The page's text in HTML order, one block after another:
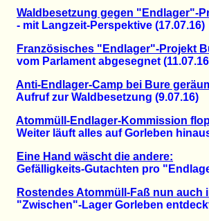
Waldbesetzung gegen "Endlager"-
- mit Langzeit-Perspektive (17.07.16)
Französisches "Endlager"-Projekt
vom Parlament abgesegnet
Anti-Endlager-Camp bei Bure
Aufruf zur Waldbesetzung (9.07.16)
Atommüll-Endlager-Kommission
Weiter läuft alles auf Gorleben
Eine Hand wäscht die andere:
Gefälligkeits-Gutachten pro
Rostendes Atommüll-Faß nun auch
"Zwischen"-Lager Gorleben entdeckt